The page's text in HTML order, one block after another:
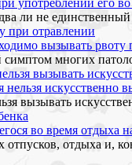
употреблении его
ли не
вызывать рвоту
многих
искусственно
вызывать
во время отдыха
отдыха и,